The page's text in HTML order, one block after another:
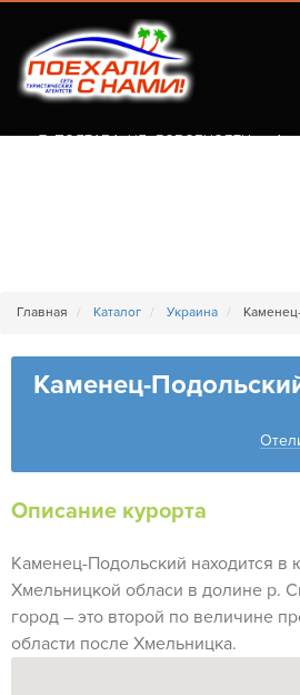
Г. ПОЛТАВА, УЛ. СОБОРНОСТИ, 77А
Главная Каталог Украина
Каменец-
Описание курорта
Каменец-Подольский находится в
Хмельницкой обласи в долине р.
город – это второй по величине
области после Хмельницка.